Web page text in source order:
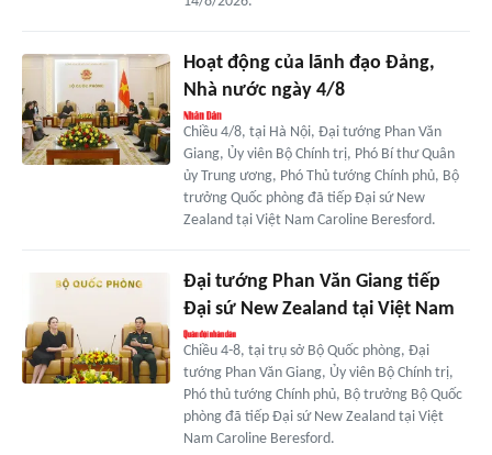
Hoạt động của lãnh đạo Đảng,
Nhà nước ngày 4/8
Chiều 4/8, tại Hà Nội, Đại tướng Phan Văn
Giang, Ủy viên Bộ Chính trị, Phó Bí thư Quân
ủy Trung ương, Phó Thủ tướng Chính phủ, Bộ
trưởng Quốc phòng đã tiếp Đại sứ New
Zealand tại Việt Nam Caroline Beresford.
Đại tướng Phan Văn Giang tiếp
Đại sứ New Zealand tại Việt Nam
Chiều 4-8, tại trụ sở Bộ Quốc phòng, Đại
tướng Phan Văn Giang, Ủy viên Bộ Chính trị,
Phó thủ tướng Chính phủ, Bộ trưởng Bộ Quốc
phòng đã tiếp Đại sứ New Zealand tại Việt
Nam Caroline Beresford.